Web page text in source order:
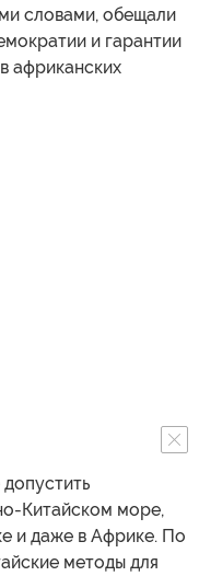
словами, обещали
и гарантии
африканских
Китайском море,
и даже в Африке. По
методы для